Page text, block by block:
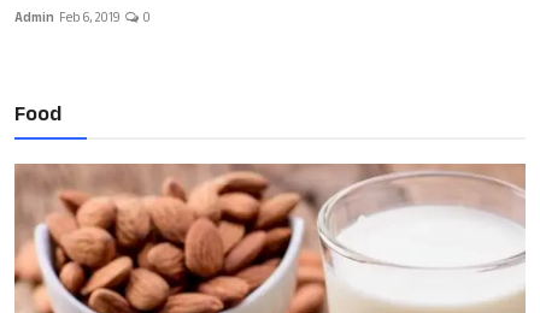
Admin Feb 6, 2019 0
Food